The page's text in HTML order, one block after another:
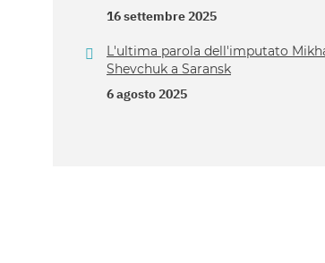
16 settembre 2025
L'ultima parola dell'imputato
Shevchuk a Saransk
6 agosto 2025